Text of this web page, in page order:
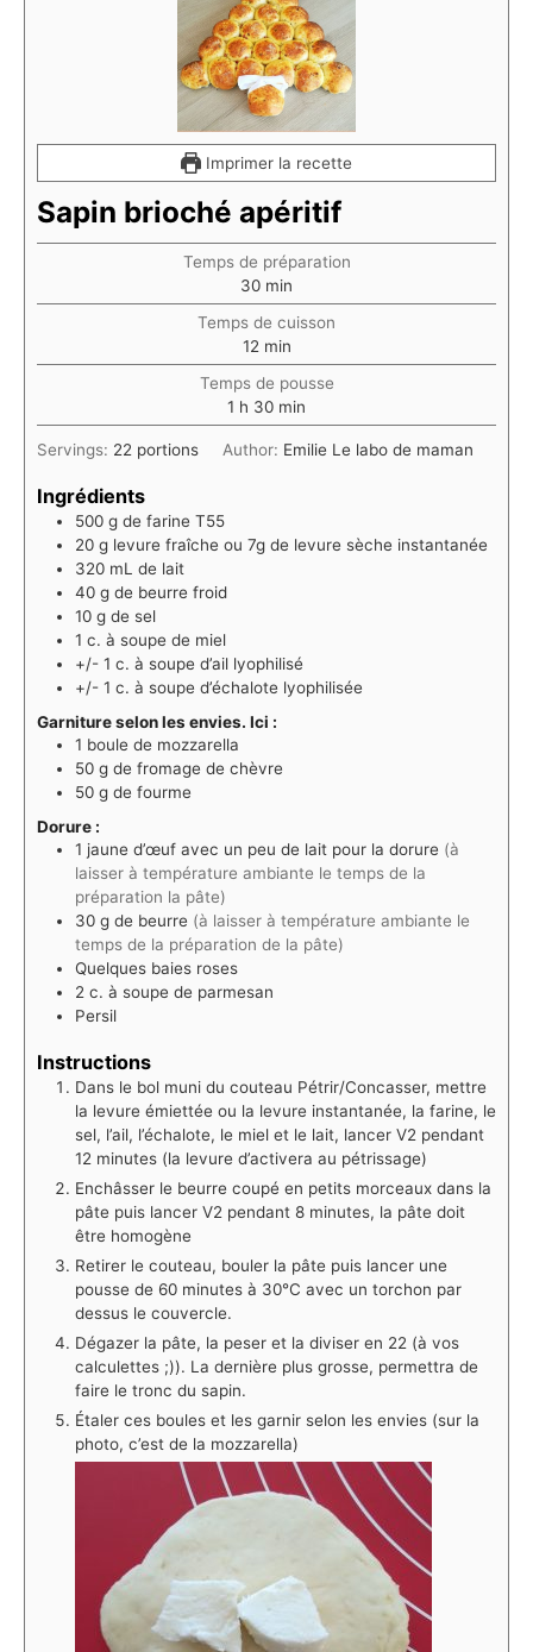
Imprimer la recette
Sapin brioché apéritif
Temps de préparation
30minutes
min
Temps de cuisson
12minutes
min
Temps de pousse
1 heure
h 30minutes
min
Servings: 22 portions Author: Emilie Le labo de maman
Ingrédients
500 g de farine T55
20 g levure fraîche ou 7g de levure sèche instantanée
320 mL de lait
40 g de beurre froid
10 g de sel
1 c. à soupe de miel
+/- 1 c. à soupe d’ail lyophilisé
+/- 1 c. à soupe d’échalote lyophilisée
Garniture selon les envies. Ici :
1 boule de mozzarella
50 g de fromage de chèvre
50 g de fourme
Dorure :
1 jaune d’œuf avec un peu de lait pour la dorure (à
laisser à température ambiante le temps de la
préparation la pâte)
30 g de beurre (à laisser à température ambiante le
temps de la préparation de la pâte)
Quelques baies roses
2 c. à soupe de parmesan
Persil
Instructions
Dans le bol muni du couteau Pétrir/Concasser, mettre
la levure émiettée ou la levure instantanée, la farine, le
sel, l’ail, l’échalote, le miel et le lait, lancer V2 pendant
12 minutes (la levure d’activera au pétrissage)
Enchâsser le beurre coupé en petits morceaux dans la
pâte puis lancer V2 pendant 8 minutes, la pâte doit
être homogène
Retirer le couteau, bouler la pâte puis lancer une
pousse de 60 minutes à 30°C avec un torchon par
dessus le couvercle.
Dégazer la pâte, la peser et la diviser en 22 (à vos
calculettes ;)). La dernière plus grosse, permettra de
faire le tronc du sapin.
Étaler ces boules et les garnir selon les envies (sur la
photo, c’est de la mozzarella)